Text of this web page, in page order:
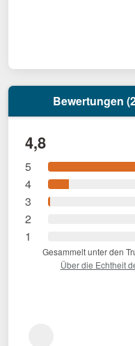
Bewertungen
4,8
5
4
3
2
1
Gesammelt unter den
Über die Echtheit